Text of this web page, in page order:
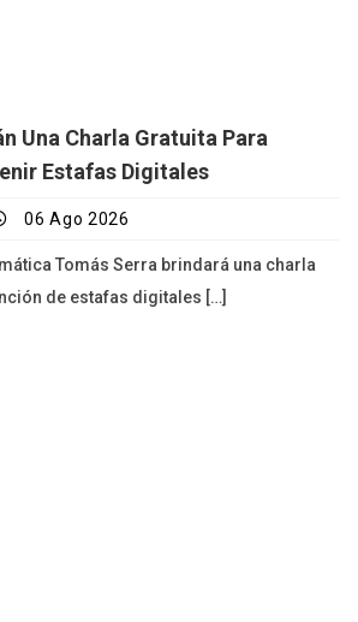
Una Charla Gratuita Para
Estafas Digitales
06 Ago 2026
Tomás Serra brindará una charla
de estafas digitales […]